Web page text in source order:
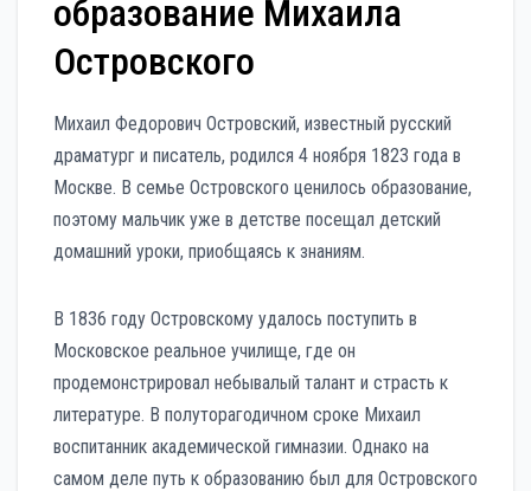
образование Михаила
Островского
Михаил Федорович Островский, известный русский
драматург и писатель, родился 4 ноября 1823 года в
Москве. В семье Островского ценилось образование,
поэтому мальчик уже в детстве посещал детский
домашний уроки, приобщаясь к знаниям.
В 1836 году Островскому удалось поступить в
Московское реальное училище, где он
продемонстрировал небывалый талант и страсть к
литературе. В полуторагодичном сроке Михаил
воспитанник академической гимназии. Однако на
самом деле путь к образованию был для Островского